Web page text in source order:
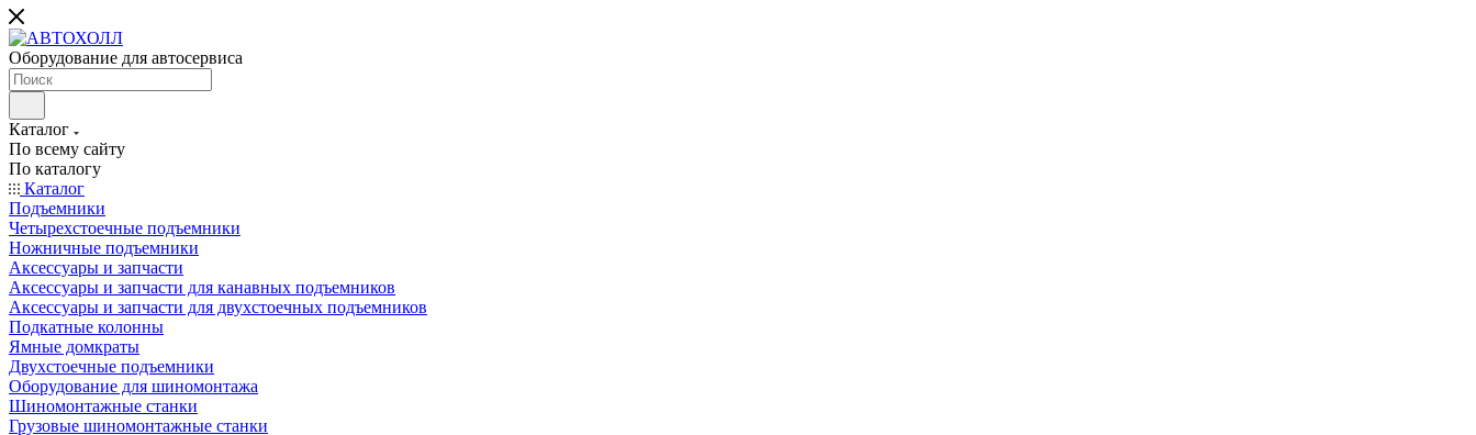
Оборудование для автосервиса
Каталог
По всему сайту
По каталогу
Каталог
Подъемники
Четырехстоечные подъемники
Ножничные подъемники
Аксессуары и запчасти
Аксессуары и запчасти для канавных подъемников
Аксессуары и запчасти для двухстоечных подъемников
Подкатные колонны
Ямные домкраты
Двухстоечные подъемники
Оборудование для шиномонтажа
Шиномонтажные станки
Грузовые шиномонтажные станки